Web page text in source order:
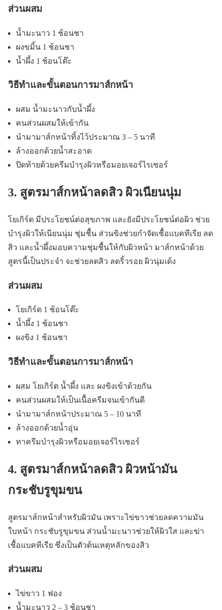
ส่วนผสม
น้ำมะนาว 1 ช้อนชา
ผงขมิ้น 1 ช้อนชา
น้ำผึ้ง 1 ช้อนโต๊ะ
วิธีทำและขั้นตอนการมาส์กหน้า
ผสม น้ำมะนาวกับน้ำผึ้ง
คนส่วนผสมให้เข้ากัน
นำมามาส์กหน้าทิ้งไว้ประมาณ 3 – 5 นาที
ล้างออกด้วยน้ำสะอาด
ปิดท้ายด้วยครีมบำรุงผิวหรือมอยเจอร์ไรเซอร์
3. สูตรมาส์กหน้าลดสิว ผิวเนียนนุ่ม
โยเกิร์ต มีประโยชน์ต่อสุขภาพ และยังมีประโยชน์ต่อผิว ช่วย
บำรุงผิวให้เนียนนุ่ม ชุ่มชื้น ส่วนขิงช่วยกำจัดเชื้อแบคทีเรีย ลด
สิว และน้ำผึ้งมอบความชุ่มชื้นให้กับผิวหน้า มาส์กหน้าด้วย
สูตรนี้เป็นประจำ จะช่วยลดสิว ลดริ้วรอย ผิวนุ่มเด้ง
ส่วนผสม
โยเกิร์ต 1 ช้อนโต๊ะ
น้ำผึ้ง 1 ช้อนชา
ผงขิง 1 ช้อนชา
วิธีทำและขั้นตอนการมาส์กหน้า
ผสม โยเกิร์ต น้ำผึ้ง และ ผงขิงเข้าด้วยกัน
คนส่วนผสมให้เป็นเนื้อครีมจนเข้ากันดี
นำมามาส์กหน้าประมาณ 5 – 10 นาที
ล้างออกด้วยน้ำอุ่น
ทาครีมบำรุงผิวหรือมอยเจอร์ไรเซอร์
4. สูตรมาส์กหน้าลดสิว ผิวหน้ามัน
กระชับรูขุมขน
สูตรมาส์กหน้าสำหรับผิวมัน เพราะไข่ขาวช่วยลดความมัน
ใบหน้า กระชับรูขุมขน ส่วนน้ำมะนาวช่วยให้ผิวใส และฆ่า
เชื้อแบคทีเรีย ซึ่งเป็นตัวต้นเหตุหลักของสิว
ส่วนผสม
ไข่ขาว 1 ฟอง
น้ำมะนาว 2 – 3 ช้อนชา